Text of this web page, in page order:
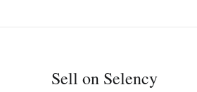
Sell on Selency